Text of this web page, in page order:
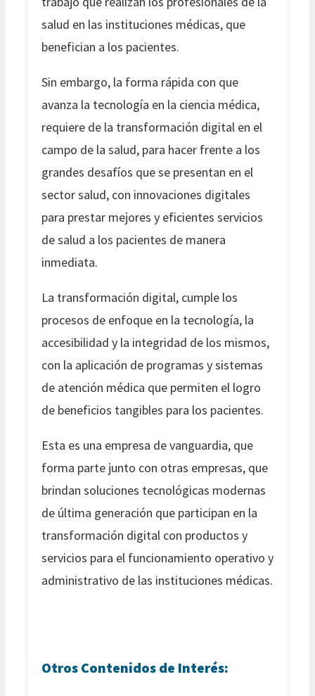
salud en las instituciones médicas, que
benefician a los pacientes.
Sin embargo, la forma rápida con que
avanza la tecnología en la ciencia médica,
requiere de la transformación digital en el
campo de la salud, para hacer frente a los
grandes desafíos que se presentan en el
sector salud, con innovaciones digitales
para prestar mejores y eficientes servicios
de salud a los pacientes de manera
inmediata.
La transformación digital, cumple los
procesos de enfoque en la tecnología, la
accesibilidad y la integridad de los mismos,
con la aplicación de programas y sistemas
de atención médica que permiten el logro
de beneficios tangibles para los pacientes.
Esta es una empresa de vanguardia, que
forma parte junto con otras empresas, que
brindan soluciones tecnológicas modernas
de última generación que participan en la
transformación digital con productos y
servicios para el funcionamiento operativo y
administrativo de las instituciones médicas.
Otros Contenidos de Interés: